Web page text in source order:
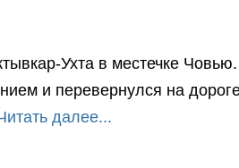
Ухта в местечке Човью.
и перевернулся на
далее...